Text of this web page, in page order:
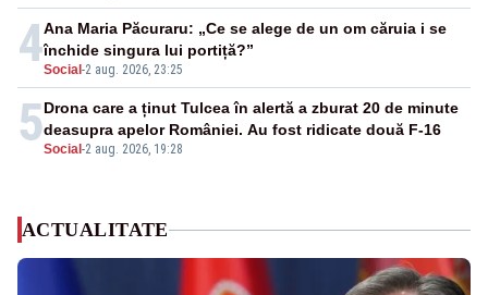
4Social -2 aug. 2026, 23:25
Ana Maria Păcuraru: „Ce se alege de un om căruia i se
închide singura lui portiță?”
5Social -2 aug. 2026, 19:28
Drona care a ținut Tulcea în alertă a zburat 20 de minute
deasupra apelor României. Au fost ridicate două F-16
ACTUALITATE